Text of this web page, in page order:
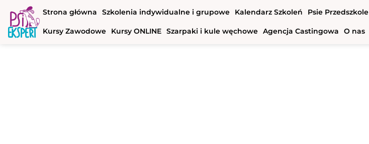
Strona główna Szkolenia indywidualne i grupowe Kalendarz Szkoleń Psie Przedszkole
Kursy Zawodowe Kursy ONLINE Szarpaki i kule węchowe Agencja Castingowa O nas